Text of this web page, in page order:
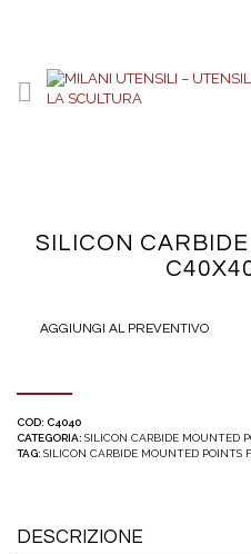
SILICON
AGGIUNGI AL PREVENTIVO
COD: C4040
CATEGORIA: SILICON CARBIDE MOUNTED
TAG: SILICON CARBIDE MOUNTED POINTS
DESCRIZIONE